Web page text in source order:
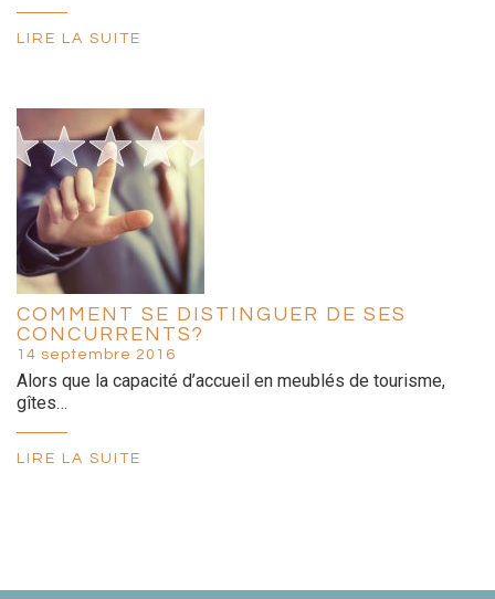
LIRE LA SUITE
COMMENT SE DISTINGUER DE SES
CONCURRENTS?
14 septembre 2016
Alors que la capacité d’accueil en meublés de tourisme,
gîtes…
LIRE LA SUITE